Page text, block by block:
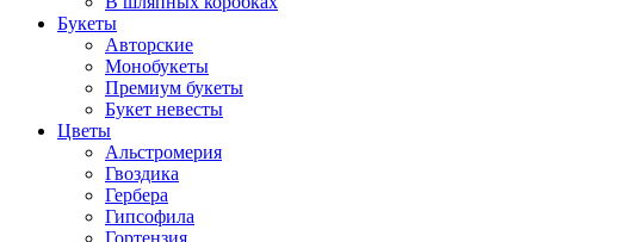
Букеты
Авторские
Монобукеты
Премиум букеты
Букет невесты
Цветы
Альстромерия
Гвоздика
Гербера
Гипсофила
Гортензия